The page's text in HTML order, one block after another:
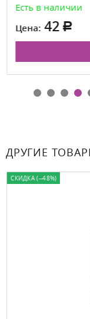
Есть в наличии
Цена: 42
ДРУГИЕ
СКИДКА (--48%)